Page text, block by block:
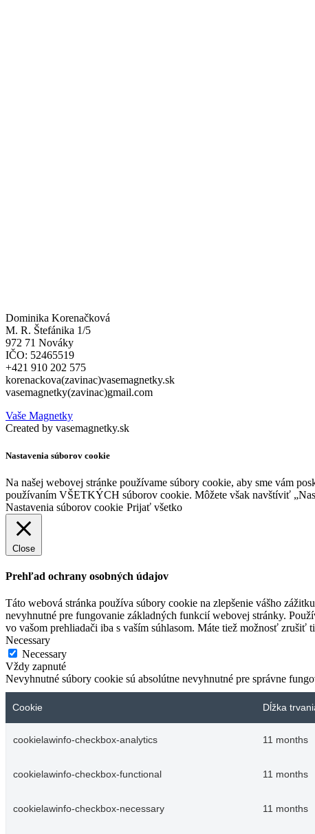
Dominika Korenačková
M. R. Štefánika 1/5
972 71 Nováky
IČO: 52465519
+421 910 202 575
korenackova(zavinac)vasemagnetky.sk
vasemagnetky(zavinac)gmail.com
Vaše Magnetky
Created by vasemagnetky.sk
Nastavenia súborov cookie
Na našej webovej stránke používame súbory cookie, aby sme vám
používaním VŠETKÝCH súborov cookie. Môžete však navštíviť
Nastavenia súborov cookie Prijať všetko
Close
Prehľad ochrany osobných údajov
Táto webová stránka používa súbory cookie na zlepšenie vášho
nevyhnutné pre fungovanie základných funkcií webovej stránky.
vo vašom prehliadači iba s vaším súhlasom. Máte tiež možnosť
Necessary
Necessary
Vždy zapnuté
Nevyhnutné súbory cookie sú absolútne nevyhnutné pre správne
Cookie Dĺžka
cookielawinfo-checkbox-analytics 11 months
cookielawinfo-checkbox-functional 11 months
cookielawinfo-checkbox-necessary 11 months